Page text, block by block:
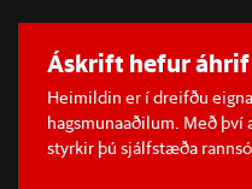
Áskrift hefur áhrif
Heimildin er í dreifðu
hagsmunaaðilum. Með
styrkir þú sjálfstæða